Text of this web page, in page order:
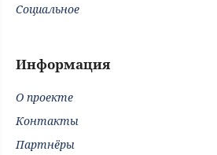
Социальное
Информация
О проекте
Контакты
Партнёры